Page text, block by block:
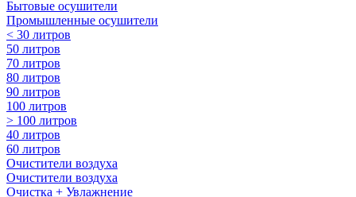
Бытовые осушители
Промышленные осушители
< 30 литров
50 литров
70 литров
80 литров
90 литров
100 литров
> 100 литров
40 литров
60 литров
Очистители воздуха
Очистители воздуха
Очистка + Увлажнение